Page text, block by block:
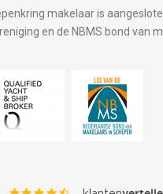
makelaar is
en de NBMS bond van